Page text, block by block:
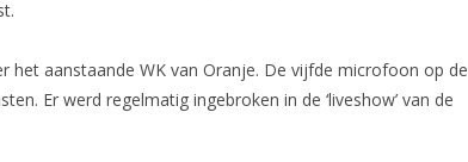
het aanstaande WK van Oranje. De vijfde microfoon op de
Er werd regelmatig ingebroken in de ‘liveshow’ van de